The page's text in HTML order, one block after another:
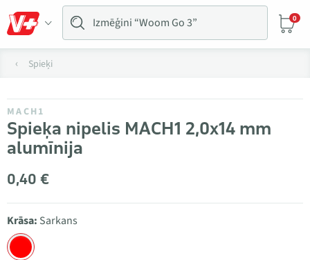
0
Spieķi
MACH1
Spieķa nipelis MACH1 2,0x14 mm
alumīnija
0,40 €
Krāsa: Sarkans